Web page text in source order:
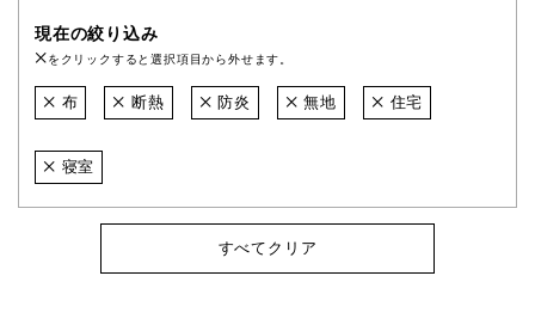
現在の絞り込み
をクリックすると選択項目から外せます。
布 断熱 防炎 無地 住宅
寝室
すべてクリア